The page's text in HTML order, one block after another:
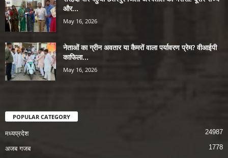
और...
May 16, 2026
नेताओं का ग्रीन अवतार या कैमरों वाला पर्यावरण प्रेम? वीआईपी
काफिला...
May 16, 2026
POPULAR CATEGORY
मध्यप्रदेश 24987
अजब गजब 1778